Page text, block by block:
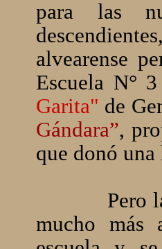
para las
alvearense
Escuela N°
Garita" de
Gándara”,
que donó
Pero la
mucho más